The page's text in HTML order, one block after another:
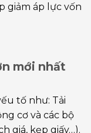
giảm áp lực vốn
mới nhất
tố như: Tải
cơ và các bộ
giá, kẹp giấy…).